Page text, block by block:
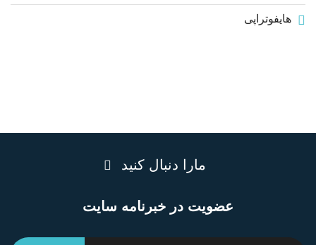
هایفوتراپی
مارا دنبال کنید
عضویت در خبرنامه سایت